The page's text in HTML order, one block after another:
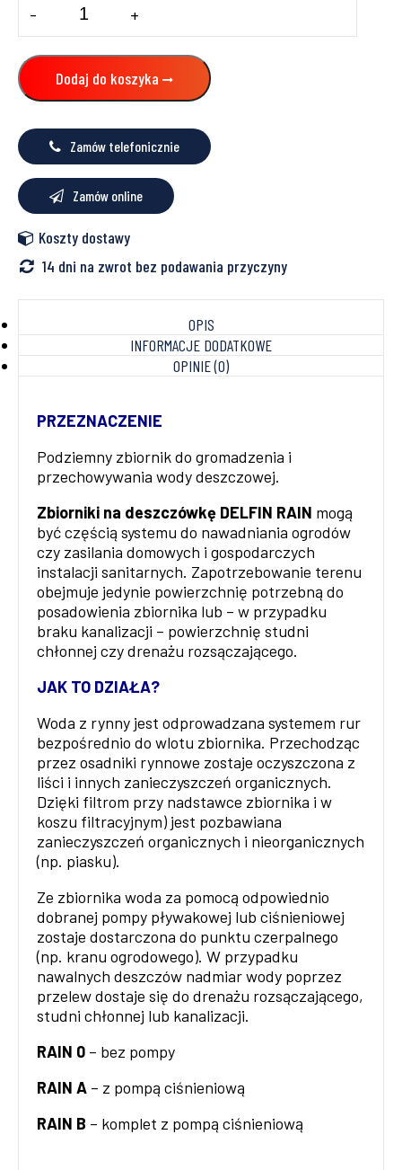
ZBIORNIK
NA
DESZCZÓWKĘ
DELFIN
RAIN
- +
Dodaj do koszyka
Zamów telefonicznie
Zamów online
Koszty dostawy
14 dni na zwrot bez podawania przyczyny
OPIS
INFORMACJE DODATKOWE
OPINIE (0)
PRZEZNACZENIE
Podziemny zbiornik do gromadzenia i
przechowywania wody deszczowej.
Zbiorniki na deszczówkę DELFIN RAIN mogą
być częścią systemu do nawadniania ogrodów
czy zasilania domowych i gospodarczych
instalacji sanitarnych. Zapotrzebowanie terenu
obejmuje jedynie powierzchnię potrzebną do
posadowienia zbiornika lub – w przypadku
braku kanalizacji – powierzchnię studni
chłonnej czy drenażu rozsączającego.
JAK TO DZIAŁA?
Woda z rynny jest odprowadzana systemem rur
bezpośrednio do wlotu zbiornika. Przechodząc
przez osadniki rynnowe zostaje oczyszczona z
liści i innych zanieczyszczeń organicznych.
Dzięki filtrom przy nadstawce zbiornika i w
koszu filtracyjnym) jest pozbawiana
zanieczyszczeń organicznych i nieorganicznych
(np. piasku).
Ze zbiornika woda za pomocą odpowiednio
dobranej pompy pły­wakowej lub ciśnieniowej
zostaje dostarczona do punktu czerpalnego
(np. kranu ogrodowego). W przypadku
nawalnych deszczów nadmiar wody poprzez
przelew dostaje się do drenażu rozsączającego,
studni chłonnej lub kanalizacji.
RAIN 0 – bez pompy
RAIN A – z pompą ciśnieniową
RAIN B – komplet z pompą ciśnieniową